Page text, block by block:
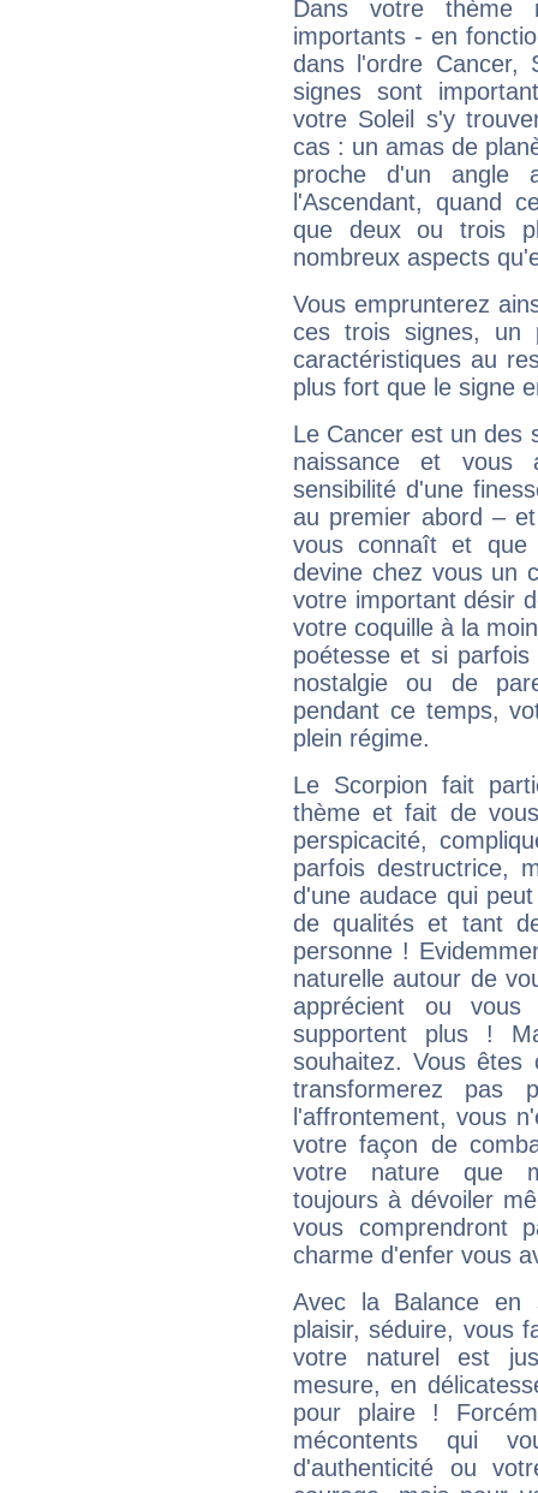
Dans votre thème
importants - en
dans l'ordre Cancer,
signes sont
votre Soleil s'y
cas : un amas de
proche d'un
l'Ascendant, quand
que deux ou trois
nombreux aspects
Vous emprunterez
ces trois signes, un
caractéristiques au
plus fort que le signe
Le Cancer est un des
naissance et vous
sensibilité d'une
au premier abord –
vous connaît et
devine chez vous un
votre important désir
votre coquille à la
poétesse et si
nostalgie ou de
pendant ce temps,
plein régime.
Le Scorpion fait
thème et fait de
perspicacité,
parfois destructrice,
d'une audace qui
de qualités et tant
personne !
naturelle autour de
apprécient ou
supportent plus !
souhaitez. Vous
transformerez pas
l'affrontement, vous
votre façon de
votre nature que
toujours à dévoiler
vous comprendront
charme d'enfer vous
Avec la Balance en
plaisir, séduire, vous
votre naturel est
mesure, en
pour plaire !
mécontents qui
d'authenticité ou